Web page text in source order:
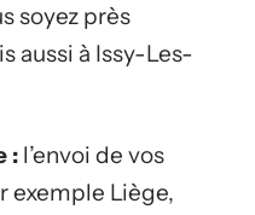
soyez près
aussi à Issy-Les-
: l’envoi de vos
exemple Liège,